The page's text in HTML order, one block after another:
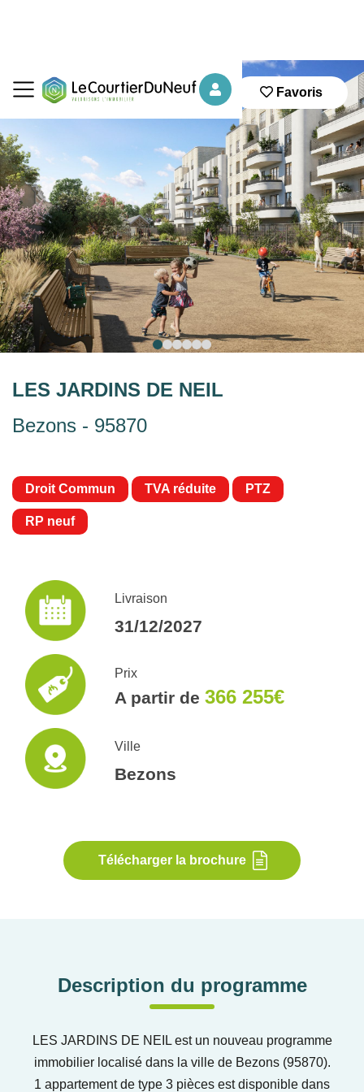
Favoris
LES JARDINS DE NEIL
Bezons - 95870
Droit Commun TVA réduite PTZ
RP neuf
Livraison
31/12/2027
Prix
A partir de366 255€
Ville
Bezons
Télécharger la brochure
Description du programme
LES JARDINS DE NEIL est un nouveau programme
immobilier localisé dans la ville de Bezons (95870).
1 appartement de type 3 pièces est disponible dans